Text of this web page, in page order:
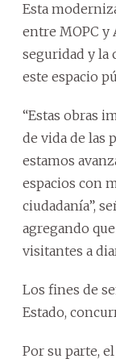
Esta
entre MOPC y
seguridad y la
este espacio
“Estas obras
de vida de las
estamos
espacios con
ciudadanía”,
agregando
visitantes a
Los fines de
Estado,
Por su parte,